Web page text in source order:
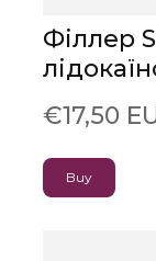
Філлер
€17,50
Buy